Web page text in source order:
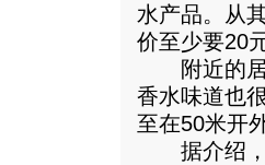
水产品。从
价至少要20
附近的居
香水味道也
至在50米开
据介绍，